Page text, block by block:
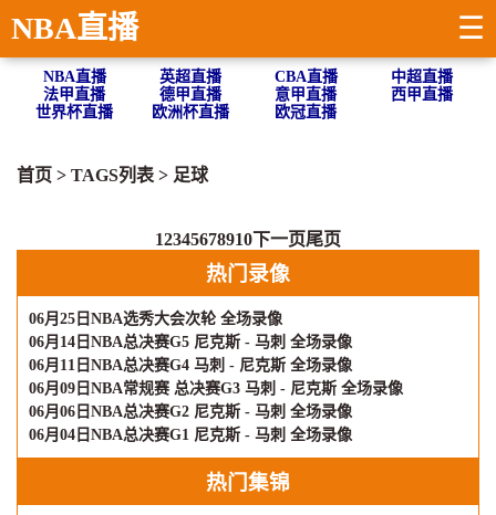
NBA直播 ☰
NBA直播 英超直播 CBA直播
中超直播
法甲直播
德甲直播 意甲直播
西甲直播
世界杯直播
欧洲杯直播 欧冠直播
首页 > TAGS列表 > 足球
12345678910下一页尾页
热门录像
06月25日NBA选秀大会次轮 全场录像
06月14日NBA总决赛G5 尼克斯 - 马刺 全场录像
06月11日NBA总决赛G4 马刺 - 尼克斯 全场录像
06月09日NBA常规赛 总决赛G3 马刺 - 尼克斯 全场录像
06月06日NBA总决赛G2 尼克斯 - 马刺 全场录像
06月04日NBA总决赛G1 尼克斯 - 马刺 全场录像
热门集锦